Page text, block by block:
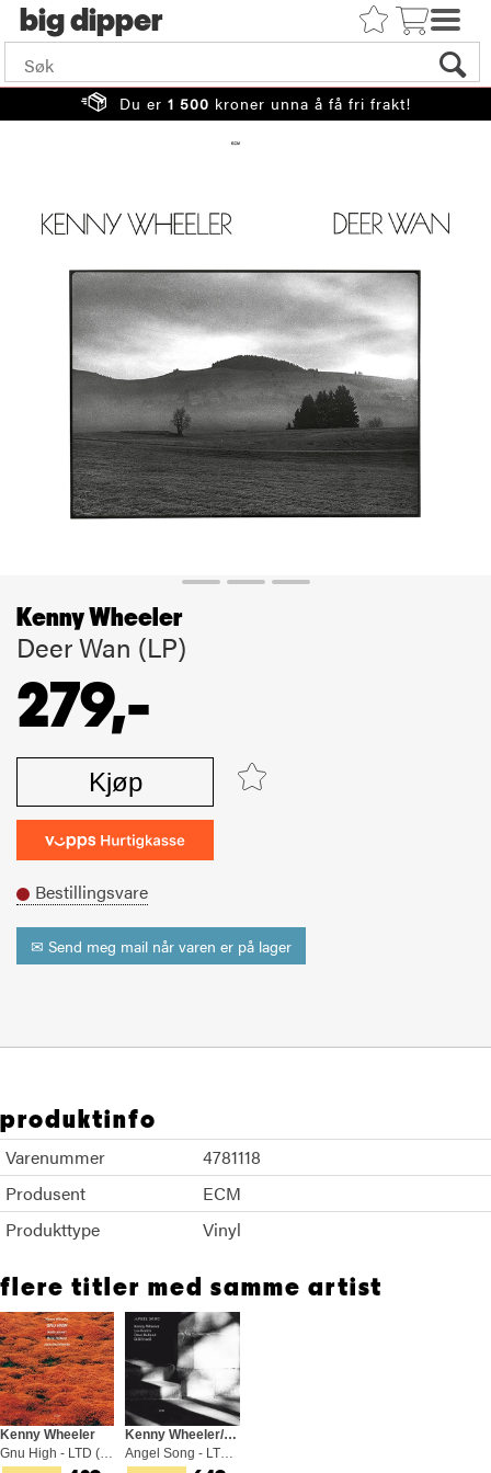
big
Du er 1 500 kroner unna å få fri frakt!
Kenny Wheeler
Deer Wan (LP)
279,-
Kjøp
Bestillingsvare
✉ Send meg mail når varen er på lager
produktinfo
Varenummer
4781118
Produsent
ECM
Produkttype
Vinyl
flere titler med samme artist
Kenny Wheeler
Gnu High - LTD (LP)
Kenny Wheeler/Lee Konitz/Dave Holland
Angel Song - LTD (2LP)